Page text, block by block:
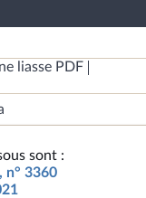
liasse PDF
sont :
n° 3360